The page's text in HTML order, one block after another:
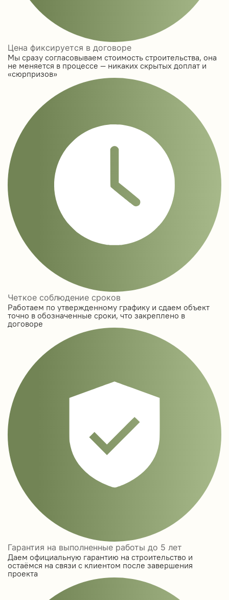
Цена фиксируется в договоре
Мы сразу согласовываем стоимость строительства, она
не меняется в процессе — никаких скрытых доплат и
«сюрпризов»
Четкое соблюдение сроков
Работаем по утвержденному графику и сдаем объект
точно в обозначенные сроки, что закреплено в
договоре
Гарантия на выполненные работы до 5 лет
Даем официальную гарантию на строительство и
остаёмся на связи с клиентом после завершения
проекта